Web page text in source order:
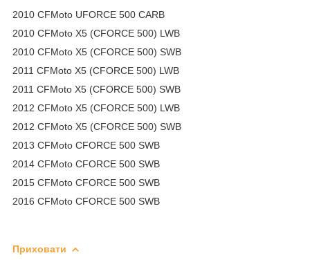
2010 CFMoto UFORCE 500 CARB
2010 CFMoto X5 (CFORCE 500) LWB
2010 CFMoto X5 (CFORCE 500) SWB
2011 CFMoto X5 (CFORCE 500) LWB
2011 CFMoto X5 (CFORCE 500) SWB
2012 CFMoto X5 (CFORCE 500) LWB
2012 CFMoto X5 (CFORCE 500) SWB
2013 CFMoto CFORCE 500 SWB
2014 CFMoto CFORCE 500 SWB
2015 CFMoto CFORCE 500 SWB
2016 CFMoto CFORCE 500 SWB
Приховати